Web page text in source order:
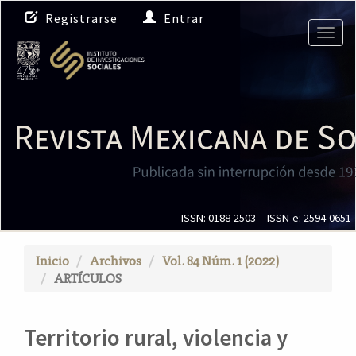
N
a
v
e
g
i
ó
n
c
C
Registrarse Entrar
ISSN: 0188-2503 ISSN-e: 2594-0651
Inicio Archivos
Vol. 84 Núm. 1 (2022)
ARTÍCULOS
Territorio rural, violencia y